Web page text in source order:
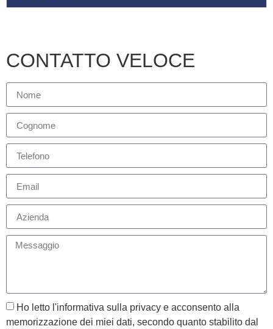
CONTATTO VELOCE
Ho letto l'informativa sulla privacy e acconsento alla
memorizzazione dei miei dati, secondo quanto stabilito dal